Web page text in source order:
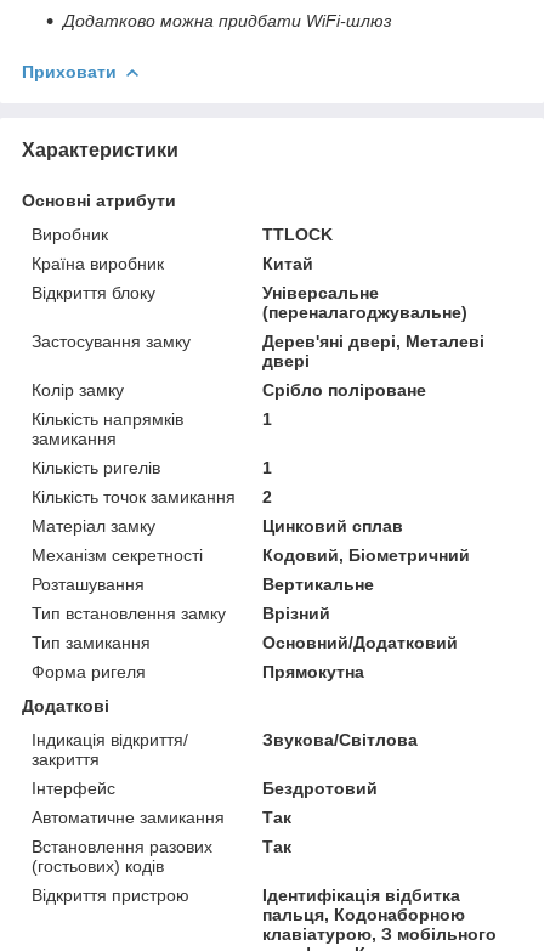
Додатково можна придбати WiFi-шлюз
Приховати
Характеристики
Основні атрибути
Виробник
TTLOCK
Країна виробник
Китай
Відкриття блоку
Універсальне
(переналагоджувальне)
Застосування замку
Дерев'яні двері, Металеві
двері
Колір замку
Срібло поліроване
Кількість напрямків
замикання
1
Кількість ригелів
1
Кількість точок замикання
2
Матеріал замку
Цинковий сплав
Механізм секретності
Кодовий, Біометричний
Розташування
Вертикальне
Тип встановлення замку
Врізний
Тип замикання
Основний/Додатковий
Форма ригеля
Прямокутна
Додаткові
Індикація відкриття/
закриття
Звукова/Світлова
Інтерфейс
Бездротовий
Автоматичне замикання
Так
Встановлення разових
(гостьових) кодів
Так
Відкриття пристрою
Ідентифікація відбитка
пальця, Кодонаборною
клавіатурою, З мобільного